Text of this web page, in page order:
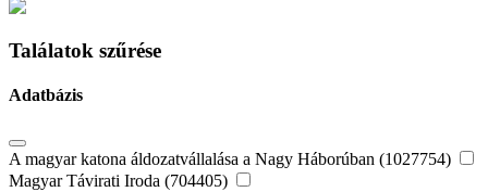
Találatok szűrése
Adatbázis
A magyar katona áldozatvállalása a Nagy Háborúban (1027754)
Magyar Távirati Iroda (704405)